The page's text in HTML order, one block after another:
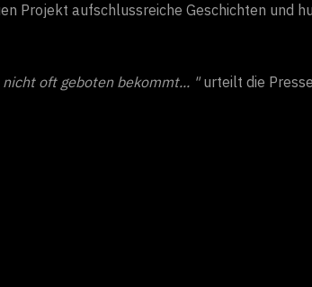
Projekt aufschlussreiche Geschichten und
nicht oft geboten bekommt... "urteilt die